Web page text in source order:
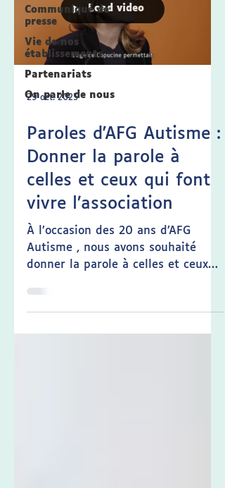
Communiqué de
presse
Vie de nos
établissements
Partenariats
On parle de nous
Load video
29 oct. 2025
Paroles d'AFG Autisme :
Donner la parole à
celles et ceux qui font
vivre l’association
À l’occasion des 20 ans d’AFG
Autisme , nous avons souhaité
donner la parole à celles et ceux
l’engagement de l’association sur
le terrain. C’est ainsi qu’est née la
série de capsules vidéos « Paroles